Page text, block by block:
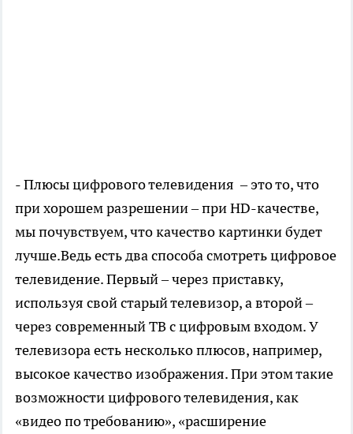
- Плюсы цифрового телевидения – это то, что
при хорошем разрешении – при HD-качестве,
мы почувствуем, что качество картинки будет
лучше.Ведь есть два способа смотреть цифровое
телевидение. Первый – через приставку,
используя свой старый телевизор, а второй –
через современный ТВ с цифровым входом. У
телевизора есть несколько плюсов, например,
высокое качество изображения. При этом такие
возможности цифрового телевидения, как
«видео по требованию», «расширение